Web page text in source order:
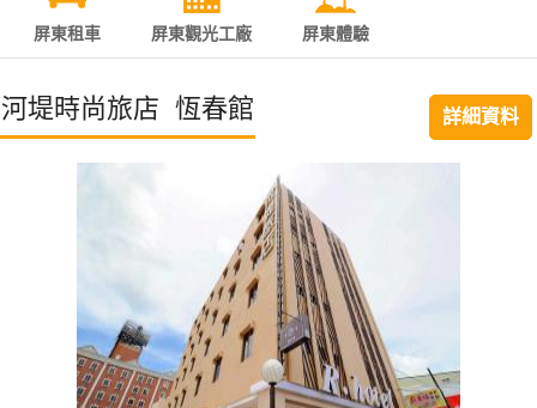
直接跟飯店訂房HOT
特
屏東租車 屏東觀光工廠 屏東體驗
河堤時尚旅店 恆春館 詳細資料